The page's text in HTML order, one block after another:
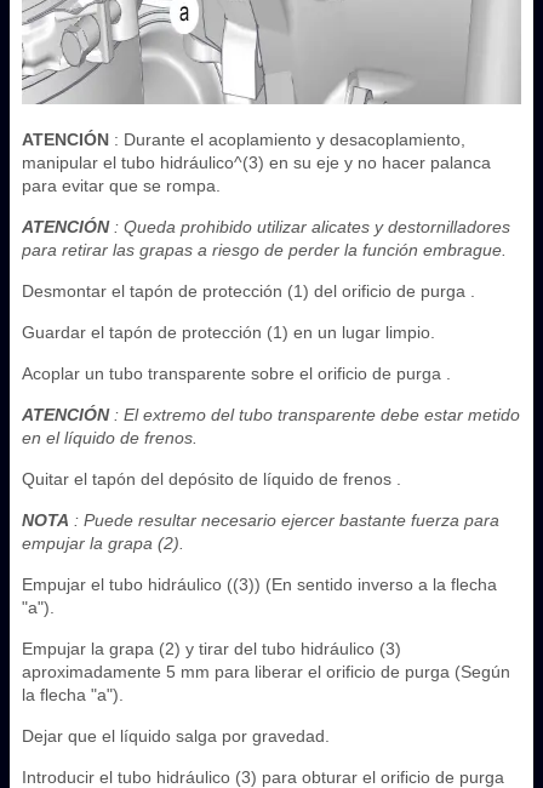
ATENCIÓN : Durante el acoplamiento y desacoplamiento,
manipular el tubo hidráulico^(3) en su eje y no hacer palanca
para evitar que se rompa.
ATENCIÓN: Queda prohibido utilizar alicates y destornilladores
para retirar las grapas a riesgo de perder la función embrague.
Desmontar el tapón de protección (1) del orificio de purga .
Guardar el tapón de protección (1) en un lugar limpio.
Acoplar un tubo transparente sobre el orificio de purga .
ATENCIÓN: El extremo del tubo transparente debe estar metido
en el líquido de frenos.
Quitar el tapón del depósito de líquido de frenos .
NOTA : Puede resultar necesario ejercer bastante fuerza para
empujar la grapa (2).
Empujar el tubo hidráulico (‎(3)) (En sentido inverso a la flecha
"a").
Empujar la grapa (2) y tirar del tubo hidráulico (3)
aproximadamente 5 mm para liberar el orificio de purga (Según
la flecha "a").
Dejar que el líquido salga por gravedad.
Introducir el tubo hidráulico (3) para obturar el orificio de purga